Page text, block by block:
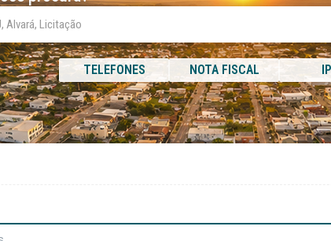
TELEFONES NOTA FISCAL